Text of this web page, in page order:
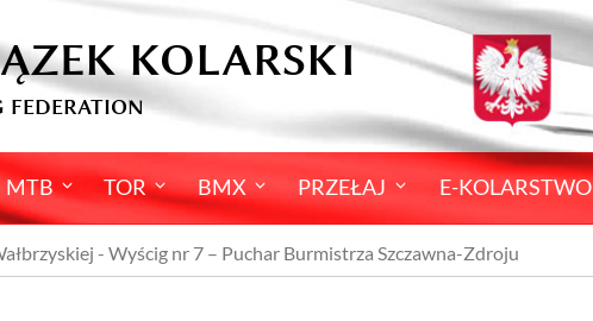
KOLARSKI
FEDERATION
MTB TOR BMX PRZEŁAJ E-KOLARSTWO
- Wyścig nr 7 – Puchar Burmistrza Szczawna-Zdroju